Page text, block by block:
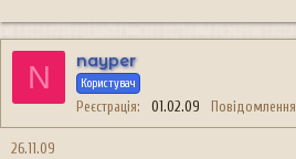
N nayper
Користувач
Реєстрація 01.02.09 Повідомлення
26.11.09